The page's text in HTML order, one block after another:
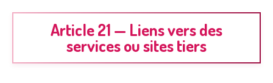
Article 21 — Liens vers des
services ou sites tiers